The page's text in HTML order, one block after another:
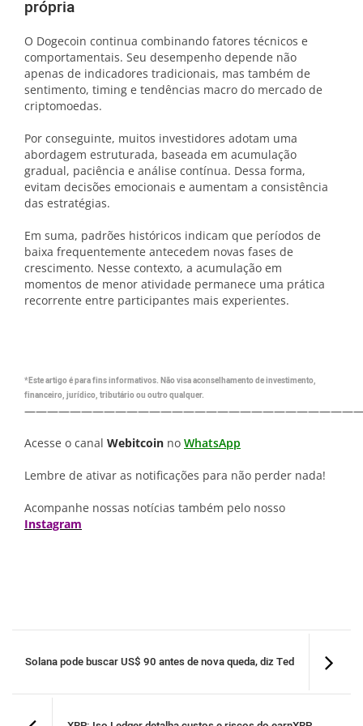
própria
O Dogecoin continua combinando fatores técnicos e
comportamentais. Seu desempenho depende não
apenas de indicadores tradicionais, mas também de
sentimento, timing e tendências macro do mercado de
criptomoedas.
Por conseguinte, muitos investidores adotam uma
abordagem estruturada, baseada em acumulação
gradual, paciência e análise contínua. Dessa forma,
evitam decisões emocionais e aumentam a consistência
das estratégias.
Em suma, padrões históricos indicam que períodos de
baixa frequentemente antecedem novas fases de
crescimento. Nesse contexto, a acumulação em
momentos de menor atividade permanece uma prática
recorrente entre participantes mais experientes.
*Este artigo é para fins informativos. Não visa aconselhamento de investimento,
financeiro, jurídico, tributário ou outro qualquer.
Acesse o canal Webitcoin no WhatsApp
Lembre de ativar as notificações para não perder nada!
Acompanhe nossas notícias também pelo nosso
Instagram
Solana pode buscar US$ 90 antes de nova queda, diz Ted